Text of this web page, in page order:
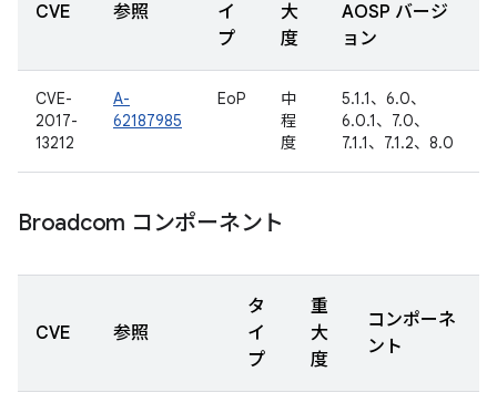
CVE 参照
イ
プ
大
度
AOSP バージ
ョン
CVE-
2017-
13212
A-
62187985
EoP
中
程
度
5.1.1、6.0、
6.0.1、7.0、
7.1.1、7.1.2、8.0
Broadcom コンポーネント
CVE 参照
タ
イ
プ
重
大
度
コンポーネ
ント